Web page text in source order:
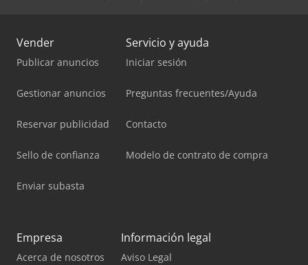
Vender
Publicar anuncios
Gestionar anuncios
Reservar publicidad
Sello de confianza
Enviar subasta
Servicio y ayuda
Iniciar sesión
Preguntas frecuentes/Ayuda
Contacto
Modelo de contrato de compra
Empresa
Acerca de nosotros
Información legal
Aviso Legal